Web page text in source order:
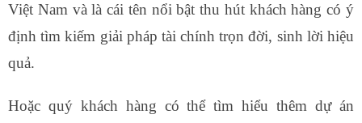
Việt Nam và là cái tên nổi bật thu hút khách hàng có ý
định tìm kiếm giải pháp tài chính trọn đời, sinh lời hiệu
quả.
Hoặc quý khách hàng có thể tìm hiểu thêm dự án